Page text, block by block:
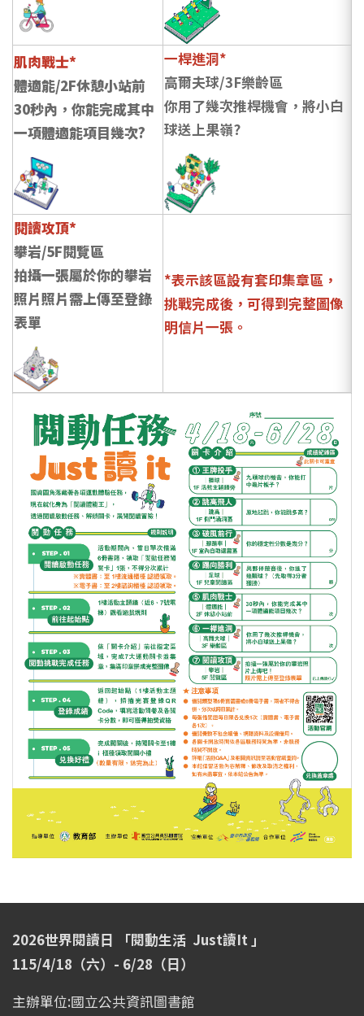
肌肉戰士*
體適能/2F休憩小站前
30秒內，你能完成其中
一項體適能項目幾次?
一桿進洞*
高爾夫球/3F樂齡區
你用了幾次推桿機會，將小白
球送上果嶺?
閱讀攻頂*
攀岩/5F閱覽區
拍攝一張屬於你的攀岩
照片照片需上傳至登錄
表單
*表示該區設有套印集章區，
挑戰完成後，可得到完整圖像
明信片一張。
2026世界閱讀日 「閱動生活 Just讀It 」
115/4/18（六）- 6/28（日）
主辦單位:國立公共資訊圖書館